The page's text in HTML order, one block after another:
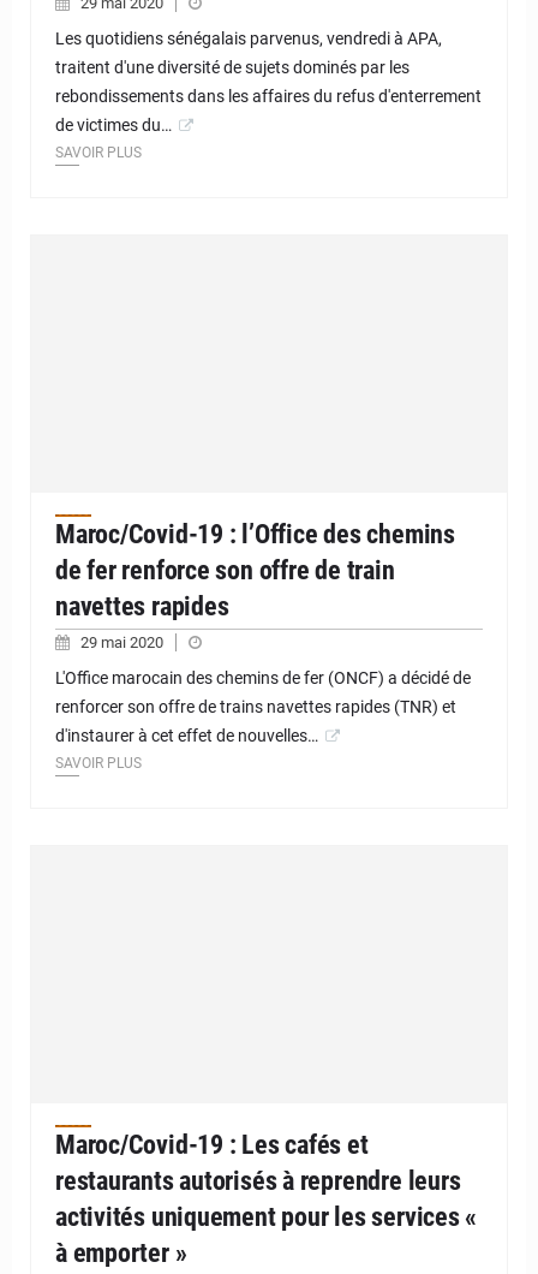
Les quotidiens sénégalais parvenus, vendredi à APA,
traitent d'une diversité de sujets dominés par les
rebondissements dans les affaires du refus d'enterrement
de victimes du…
SAVOIR PLUS
Maroc/Covid-19 : l’Office des chemins
de fer renforce son offre de train
navettes rapides
29 mai 2020
L'Office marocain des chemins de fer (ONCF) a décidé de
renforcer son offre de trains navettes rapides (TNR) et
d'instaurer à cet effet de nouvelles…
SAVOIR PLUS
Maroc/Covid-19 : Les cafés et
restaurants autorisés à reprendre leurs
activités uniquement pour les services «
à emporter »